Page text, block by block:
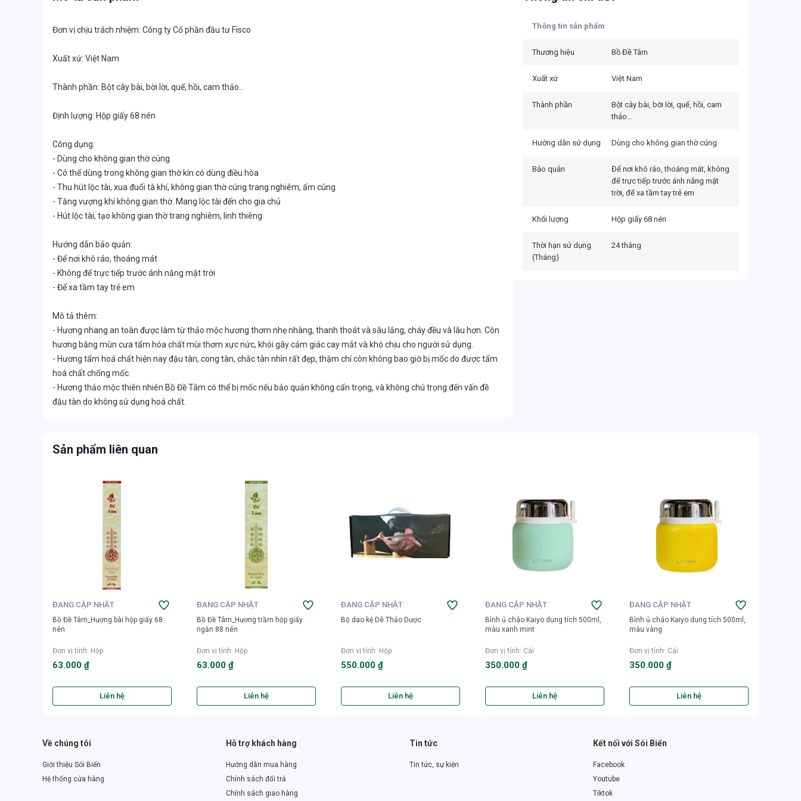
Đơn vị chịu trách nhiệm: Công ty Cổ phần đầu tư Fisco
Xuất xứ: Việt Nam
Thành phần: Bột cây bài, bời lời, quế, hồi, cam thảo…
Định lượng: Hộp giấy 68 nén
Công dụng:
- Dùng cho không gian thờ cúng
- Có thể dùng trong không gian thờ kín có dùng điều hòa
- Thu hút lộc tài, xua đuổi tà khí, không gian thờ cúng trang nghiêm, ấm cúng
- Tăng vượng khí không gian thờ. Mang lộc tài đến cho gia chủ
- Hút lộc tài, tạo không gian thờ trang nghiêm, linh thiêng
Hướng dẫn bảo quản:
- Để nơi khô ráo, thoáng mát
- Không để trực tiếp trước ánh nắng mặt trời
- Để xa tầm tay trẻ em
Mô tả thêm:
- Hương nhang an toàn được làm từ thảo mộc hương thơm nhẹ nhàng, thanh thoát và sâu lắng, cháy đều và lâu hơn. Còn
hương bằng mùn cưa tẩm hóa chất mùi thơm xực nức, khói gây cảm giác cay mắt và khó chịu cho người sử dụng.
- Hương tẩm hoá chất hiện nay đậu tàn, cong tàn, chắc tàn nhìn rất đẹp, thậm chí còn không bao giờ bị mốc do được tẩm
hoá chất chống mốc.
- Hương thảo mộc thiên nhiên Bồ Đề Tâm có thể bị mốc nếu bảo quản không cẩn trọng, và không chú trọng đến vấn đề
đậu tàn do không sử dụng hoá chất.
Thông tin sản phẩm
Thương hiệu Bồ Đề Tâm
Xuất xứ Việt Nam
Thành phần
Bột cây bài, bời lời, quế, hồi, cam
thảo…
Hướng dẫn sử dụng Dùng cho không gian thờ cúng
Bảo quản
Để nơi khô ráo, thoáng mát, không
để trực tiếp trước ánh nắng mặt
trời, để xa tầm tay trẻ em
Khối lượng Hộp giấy 68 nén
Thời hạn sử dụng
(Tháng)
24 tháng
Sản phẩm liên quan
ĐANG CẬP NHẬT
Bồ Đề Tâm_Hương bài hộp giấy 68
nén
Đơn vị tính: Hộp
63.000 ₫
Liên hệ
ĐANG CẬP NHẬT
Bồ Đề Tâm_Hương trầm hộp giấy
ngắn 88 nén
Đơn vị tính: Hộp
63.000 ₫
Liên hệ
ĐANG CẬP NHẬT
Bộ dao kệ Dê Thảo Dược
Đơn vị tính: Hộp
550.000 ₫
Liên hệ
ĐANG CẬP NHẬT
Bình ủ cháo Kaiyo dung tích 500ml,
màu xanh mint
Đơn vị tính: Cái
350.000 ₫
Liên hệ
ĐANG CẬP NHẬT
Bình ủ cháo Kaiyo dung tích 500ml,
màu vàng
Đơn vị tính: Cái
350.000 ₫
Liên hệ
Về chúng tôi
Giới thiệu Sói Biển
Hệ thống cửa hàng
Hỗ trợ khách hàng
Hướng dẫn mua hàng
Chính sách đổi trả
Chính sách giao hàng
Tin tức
Tin tức, sự kiện
Kết nối với Sói Biển
Facebook
Youtube
Tiktok